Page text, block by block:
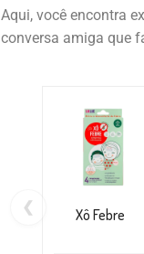
Aqui, você encontra
conversa amiga que
❮ Xô Febre